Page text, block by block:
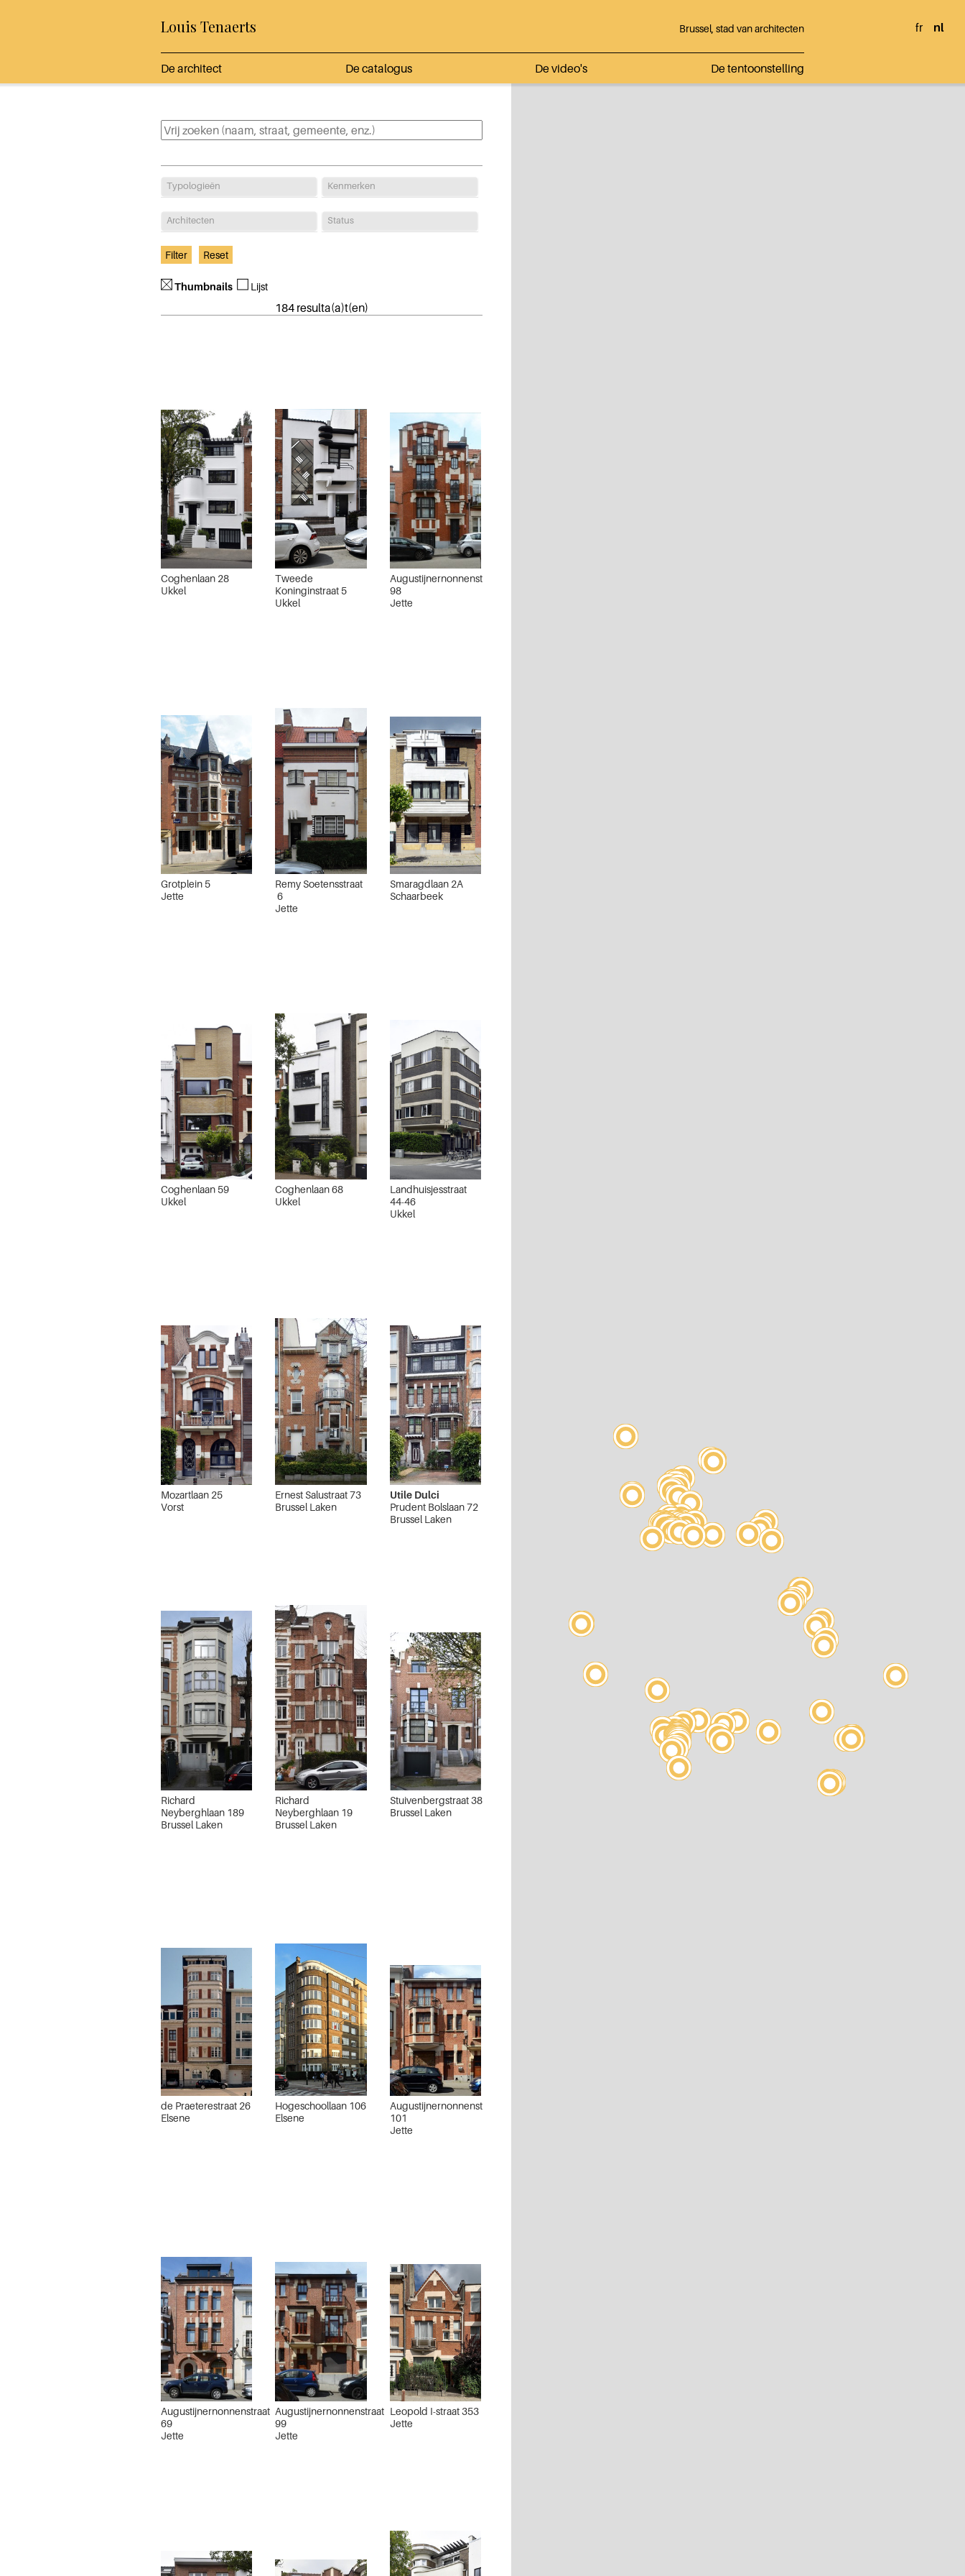
Louis Tenaerts Brussel, stad van architecten
De architect De catalogus De video's De tentoonstelling
fr nl
Typologieën Kenmerken
Architecten Status
Thumbnails Lijst
184 resulta(a)t(en)
Coghenlaan 28
Ukkel
Tweede
Koninginstraat 5
Ukkel
Augustijnernonnenstraat
98
Jette
Grotplein 5
Jette
Remy Soetensstraat
6
Jette
Smaragdlaan 2A
Schaarbeek
Coghenlaan 59
Ukkel
Coghenlaan 68
Ukkel
Landhuisjesstraat
44-46
Ukkel
Mozartlaan 25
Vorst
Ernest Salustraat 73
Brussel Laken
Utile Dulci
Prudent Bolslaan 72
Brussel Laken
Richard
Neyberghlaan 189
Brussel Laken
Richard
Neyberghlaan 19
Brussel Laken
Stuivenbergstraat 38
Brussel Laken
de Praeterestraat 26
Elsene
Hogeschoollaan 106
Elsene
Augustijnernonnenstraat
101
Jette
Augustijnernonnenstraat
69
Jette
Augustijnernonnenstraat
99
Jette
Leopold I-straat 353
Jette